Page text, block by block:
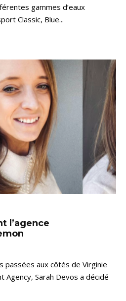
gammes d’eaux
Classic, Blue...
l’agence
passées aux côtés de Virginie
Agency, Sarah Devos a décidé